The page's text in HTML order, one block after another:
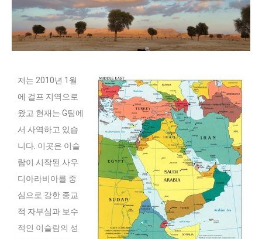
저는 2010년 1월
에 걸프 지역으로
왔고 현재는 G팀에
서 사역하고 있습
니다. 이곳은 이슬
람이 시작된 사우
디아라비아를 중
심으로 강한 종교
적 자부심과 보수
적인 이슬람의 성